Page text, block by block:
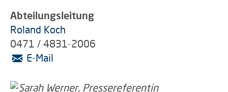
Abteilungsleitung
Roland Koch
0471 / 4831-2006
E-Mail